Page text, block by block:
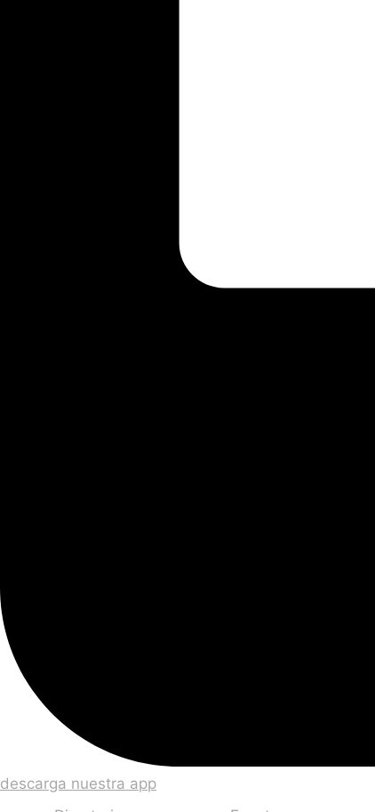
descarga nuestra app